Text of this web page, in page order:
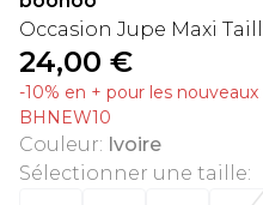
Occasion Jupe Maxi
24,00 €
-10% en + pour les
BHNEW10
Couleur: Ivoire
Sélectionner une taille: